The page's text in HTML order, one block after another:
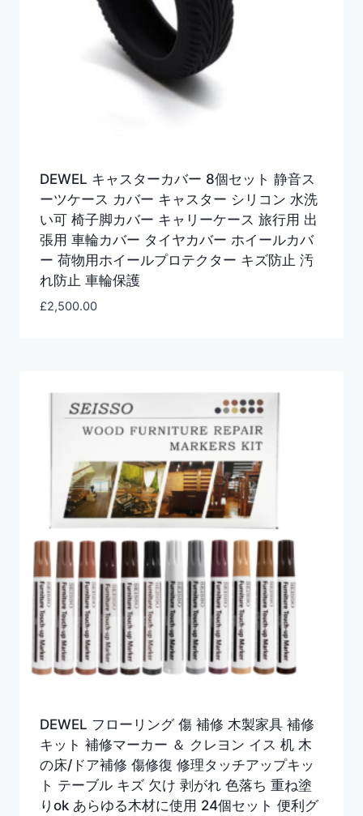
DEWEL キャスターカバー 8個セット 静音ス
ーツケース カバー キャスター シリコン 水洗
い可 椅子脚カバー キャリーケース 旅行用 出
張用 車輪カバー タイヤカバー ホイールカバ
ー 荷物用ホイールプロテクター キズ防止 汚
れ防止 車輪保護
£2,500.00
DEWEL フローリング 傷 補修 木製家具 補修
キット 補修マーカー ＆ クレヨン イス 机 木
の床/ドア補修 傷修復 修理タッチアップキッ
ト テーブル キズ 欠け 剥がれ 色落ち 重ね塗
りok あらゆる木材に使用 24個セット 便利グ